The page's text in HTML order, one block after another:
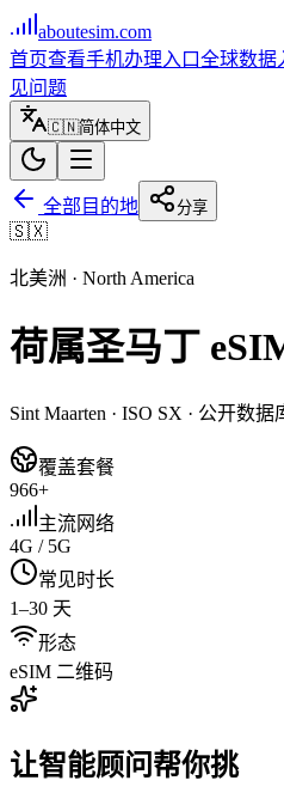
aboutesim.com
首页查看手机办理入口全球数据
见问题
🇨🇳简体中文
全部目的地 分享
🇸🇽
北美洲 · North America
荷属圣马丁
Sint Maarten · ISO SX · 公开数据
覆盖套餐
966+
主流网络
4G / 5G
常见时长
1–30 天
形态
eSIM 二维码
让智能顾问帮你挑